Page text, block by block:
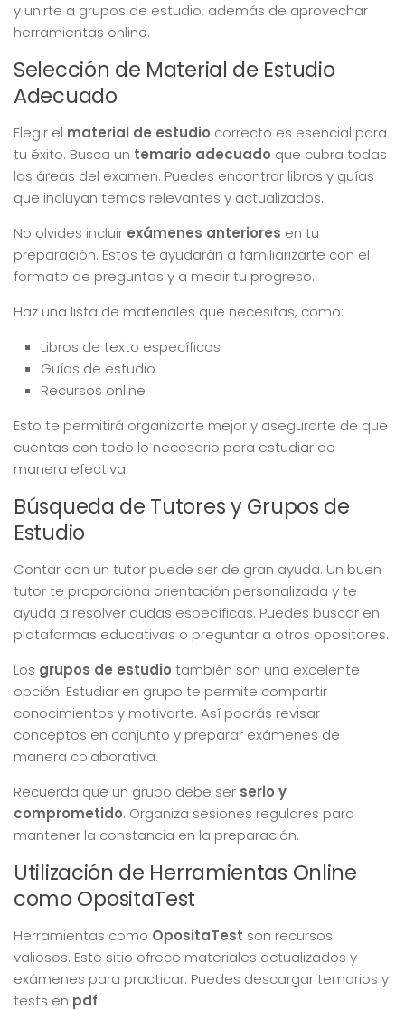
y unirte a grupos de estudio, además de aprovechar
herramientas online.
Selección de Material de Estudio
Adecuado
Elegir el material de estudio correcto es esencial para
tu éxito. Busca un temario adecuado que cubra todas
las áreas del examen. Puedes encontrar libros y guías
que incluyan temas relevantes y actualizados.
No olvides incluir exámenes anteriores en tu
preparación. Estos te ayudarán a familiarizarte con el
formato de preguntas y a medir tu progreso.
Haz una lista de materiales que necesitas, como:
Libros de texto específicos
Guías de estudio
Recursos online
Esto te permitirá organizarte mejor y asegurarte de que
cuentas con todo lo necesario para estudiar de
manera efectiva.
Búsqueda de Tutores y Grupos de
Estudio
Contar con un tutor puede ser de gran ayuda. Un buen
tutor te proporciona orientación personalizada y te
ayuda a resolver dudas específicas. Puedes buscar en
plataformas educativas o preguntar a otros opositores.
Los grupos de estudio también son una excelente
opción. Estudiar en grupo te permite compartir
conocimientos y motivarte. Así podrás revisar
conceptos en conjunto y preparar exámenes de
manera colaborativa.
Recuerda que un grupo debe ser serio y
comprometido. Organiza sesiones regulares para
mantener la constancia en la preparación.
Utilización de Herramientas Online
como OpositaTest
Herramientas como OpositaTest son recursos
valiosos. Este sitio ofrece materiales actualizados y
exámenes para practicar. Puedes descargar temarios y
tests en pdf.